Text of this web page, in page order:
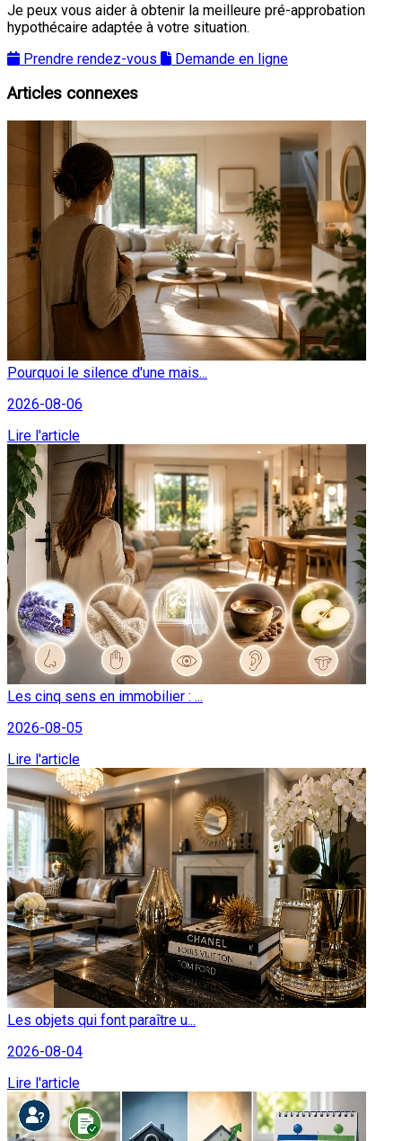
Je peux vous aider à obtenir la meilleure pré-approbation
hypothécaire adaptée à votre situation.
Prendre rendez-vous
Demande en ligne
Articles connexes
Pourquoi le silence d'une mais...
2026-08-06
Lire l'article
Les cinq sens en immobilier : ...
2026-08-05
Lire l'article
Les objets qui font paraître u...
2026-08-04
Lire l'article